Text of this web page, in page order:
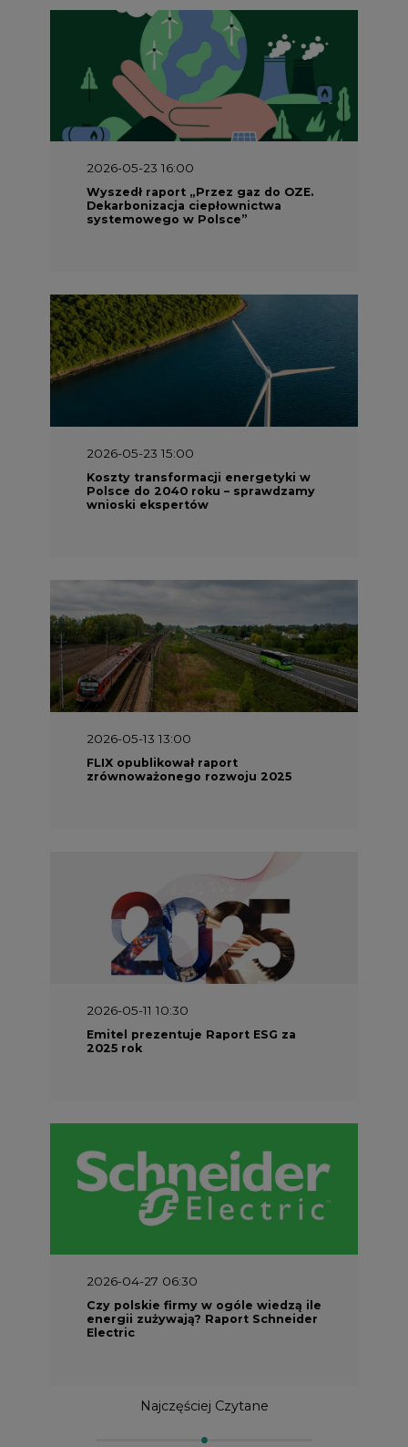
2026-05-23 16:00
Wyszedł raport „Przez gaz do OZE.
Dekarbonizacja ciepłownictwa
systemowego w Polsce”
2026-05-23 15:00
Koszty transformacji energetyki w
Polsce do 2040 roku – sprawdzamy
wnioski ekspertów
2026-05-13 13:00
FLIX opublikował raport
zrównoważonego rozwoju 2025
2026-05-11 10:30
Emitel prezentuje Raport ESG za
2025 rok
2026-04-27 06:30
Czy polskie firmy w ogóle wiedzą ile
energii zużywają? Raport Schneider
Electric
Najczęściej Czytane